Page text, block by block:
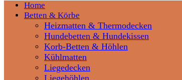
Home
Betten & Körbe
Heizmatten & Thermodecken
Hundebetten & Hundekissen
Korb-Betten & Höhlen
Kühlmatten
Liegedecken